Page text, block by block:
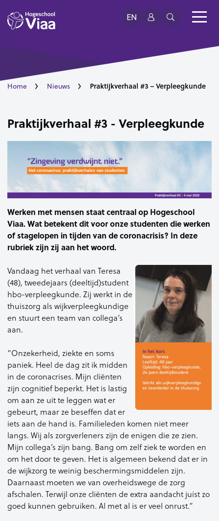
EN
Home Nieuws Praktijkverhaal #3 – Verpleegkunde
Praktijkverhaal #3 - Verpleegkunde
Werken met mensen staat centraal op Hogeschool
Viaa. Wat betekent dit voor onze studenten die werken
of stagelopen in tijden van de coronacrisis? In deze
rubriek zijn zij aan het woord.
Vandaag het verhaal van Teresa
(48), tweedejaars (deeltijd)student
hbo-verpleegkunde. Zij werkt in de
thuiszorg als wijkverpleegkundige
en stuurt een team van collega’s
aan.
“Onzekerheid, ziekte en soms
paniek. Heel de dag zit ik midden
in de coronacrises. Mijn cliënten
zijn cognitief beperkt. Het is lastig
om aan ze uit te leggen wat er
gebeurt, maar ze beseffen dat er
iets aan de hand is. Familieleden komen niet meer
langs. Wij als zorgverleners zijn de enigen die ze zien.
Mijn collega’s zijn bang. Bang om zelf ziek te worden en
om het door te geven. Het is algemeen bekend dat er in
de wijkzorg te weinig beschermingsmiddelen zijn.
Daarnaast moeten we van overheidswege de zorg
afschalen. Terwijl onze cliënten de extra aandacht juist zo
goed kunnen gebruiken. Al met al is er veel onrust.”